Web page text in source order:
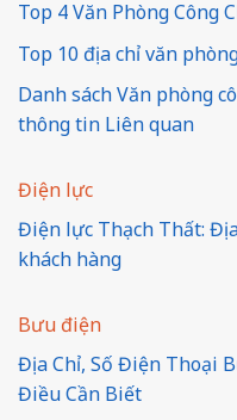
Top 4 Văn Phòng Công
Top 10 địa chỉ văn
Danh sách Văn phòng
thông tin Liên quan
Điện lực
Điện lực Thạch Thất:
khách hàng
Bưu điện
Địa Chỉ, Số Điện Thoại
Điều Cần Biết